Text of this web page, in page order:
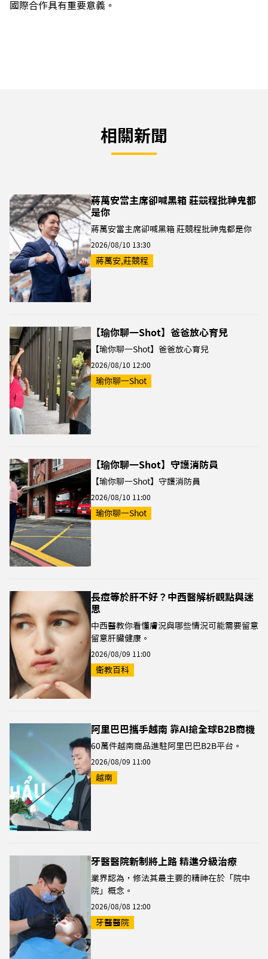
國際合作具有重要意義。
相關新聞
蔣萬安當主席卻喊黑箱 莊競程批神鬼都
是你
蔣萬安當主席卻喊黑箱 莊競程批神鬼都是你
2026/08/10 13:30
蔣萬安,莊競程
【瑜你聊一Shot】爸爸放心育兒
【瑜你聊一Shot】爸爸放心育兒
2026/08/10 12:00
瑜你聊一Shot
【瑜你聊一Shot】守護消防員
【瑜你聊一Shot】守護消防員
2026/08/10 11:00
瑜你聊一Shot
長痘等於肝不好？中西醫解析觀點與迷
思
中西醫教你看懂膚況與哪些情況可能需要留意
留意肝臟健康。
2026/08/09 11:00
衛教百科
阿里巴巴攜手越南 靠AI搶全球B2B商機
60萬件越南商品進駐阿里巴巴B2B平台。
2026/08/09 11:00
越南
牙醫醫院新制將上路 精進分級治療
業界認為，修法其最主要的精神在於「院中
院」概念。
2026/08/08 12:00
牙醫醫院